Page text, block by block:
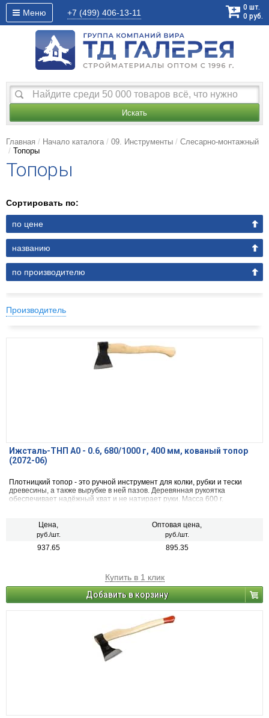
Меню +7 (499) 406-13-11
0 шт.
0 руб.
Искать
Главная Начало каталога 09. Инструменты
Слесарно-монтажный
Топоры
Топоры
Сортировать по:
по цене
названию
по производителю
Производитель
Ижсталь-ТНП А0 - 0.6, 680/1000 г, 400 мм, кованый топор
(2072-06)
Плотницкий топор - это ручной инструмент для колки, рубки и тески
древесины, а также вырубке в ней пазов. Деревянная рукоятка
обеспечивает надёжный хват и не натирает руки. Масса 600 г.
Цена,
руб./шт.
Оптовая цена,
руб./шт.
937.65 895.35
Купить в 1 клик
Добавить в корзину